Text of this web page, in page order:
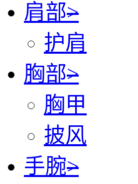
肩部>
护肩
胸部>
胸甲
披风
手腕>